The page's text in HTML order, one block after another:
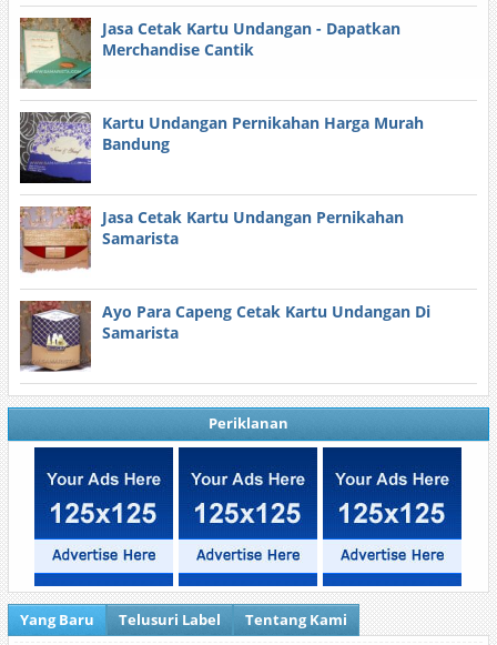
Jasa Cetak Kartu Undangan - Dapatkan
Merchandise Cantik
Kartu Undangan Pernikahan Harga Murah
Bandung
Jasa Cetak Kartu Undangan Pernikahan
Samarista
Ayo Para Capeng Cetak Kartu Undangan Di
Samarista
Periklanan
Yang Baru Telusuri Label Tentang Kami